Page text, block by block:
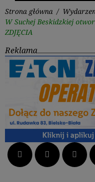
Strona główna /
W Suchej Beskidzkiej
ZDJĘCIA
Reklama
Facebook Twitter